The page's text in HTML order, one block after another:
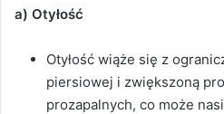
a) Otyłość
Otyłość wiąże się z
piersiowej i zwiększoną
prozapalnych, co może